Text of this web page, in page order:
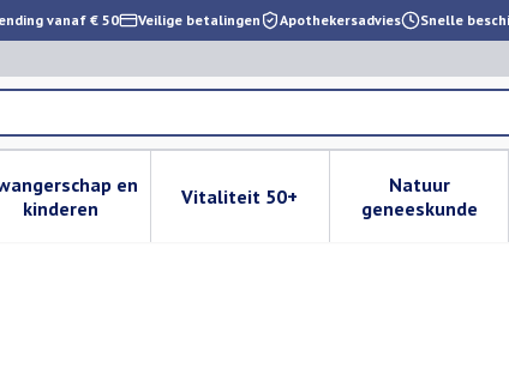
vanaf € 50 Veilige betalingen Apothekersadvies Snelle
en hygiëne categorie
voor Dieet, voeding en vitamines categorie
en
kinderenToon submenu voor Zwangerschap en kinderen
Vitaliteit 50+Toon submenu voor Vitaliteit
Natuur
geneeskunde
Toon